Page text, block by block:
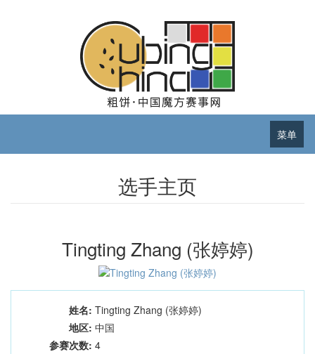
菜单
选手主页
Tingting Zhang (张婷婷)
姓名: Tingting Zhang (张婷婷)
地区: 中国
参赛次数: 4